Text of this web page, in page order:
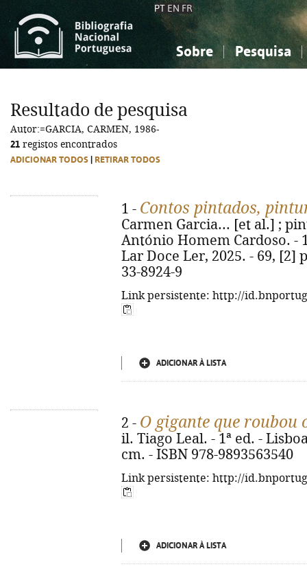
PT EN FR
Sobre Pesquisa
Ciências sociais...
Ciências sociais...
Resultado de pesquisa
Autor:=GARCIA, CARMEN, 1986-
21 registos encontrados
ADICIONAR TODOS RETIRAR TODOS
1 - Contos pintados,
Carmen Garcia... [et al.] ;
António Homem Cardoso. -
Lar Doce Ler, 2025. - 69, [2]
33-8924-9
Link persistente: http://
ADICIONAR À LISTA
2 - O gigante que roubou
il. Tiago Leal. - 1ª ed. -
cm. - ISBN 978-9893563540
Link persistente: http://
ADICIONAR À LISTA